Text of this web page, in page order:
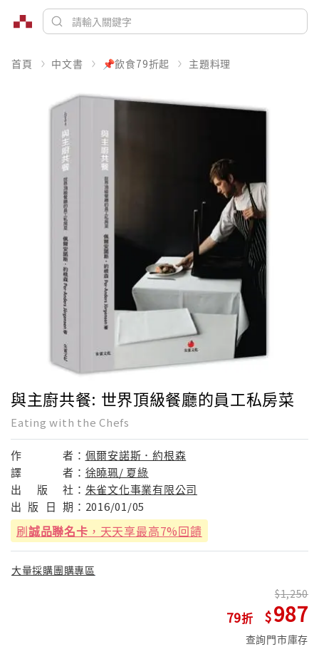
首頁 中文書 📌飲食79折起 主題料理
與主廚共餐: 世界頂級餐廳的員工私房菜
Eating with the Chefs
作 者： 佩爾安諾斯．約根森
譯
者： 徐曉珮/ 夏綠
出
版 社： 朱雀文化事業有限公司
出 版 日 期： 2016/01/05
刷誠品聯名卡 ，天天享最高7%回饋
大量採購團購專區
79
1,250
987
查詢門市庫存